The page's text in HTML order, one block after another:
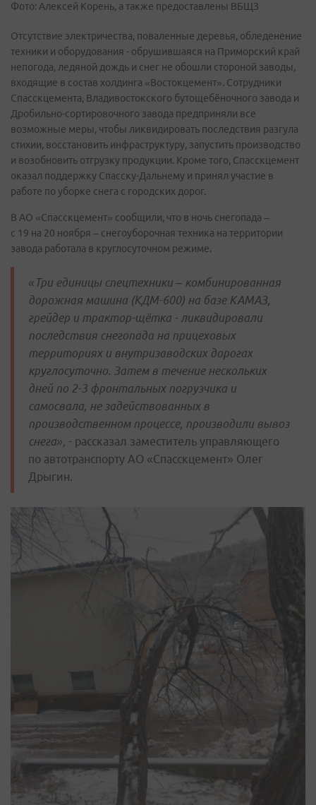
Фото: Алексей Корень, а также предоставлены ВБЩЗ
Отсутствие электричества, поваленные деревья, обледенение
техники и оборудования - обрушившаяся на Приморский край
непогода, ледяной дождь и снег не обошли стороной заводы,
входящие в состав холдинга «Востокцемент». Сотрудники
Спасскцемента, Владивостокского бутощебёночного завода и
Дробильно-сортировочного завода предприняли все
возможные меры, чтобы ликвидировать последствия разгула
стихии, восстановить инфраструктуру, запустить производство
и возобновить отгрузку продукции. Кроме того, Спасскцемент
оказал поддержку Спасску-Дальнему и принял участие в
работе по уборке снега с городских дорог.
В АО «Спасскцемент» сообщили, что в ночь снегопада –
с 19 на 20 ноября – снегоуборочная техника на территории
завода работала в круглосуточном режиме.
«Три единицы спецтехники – комбинированная
дорожная машина (КДМ-600) на базе КАМАЗ,
грейдер и трактор-щётка - ликвидировали
последствия снегопада на прицеховых
территориях и внутризаводских дорогах
круглосуточно. Затем в течение нескольких
дней по 2-3 фронтальных погрузчика и
самосвала, не задействованных в
производственном процессе, производили вывоз
снега», - рассказал заместитель управляющего
по автотранспорту АО «Спасскцемент» Олег
Дрыгин.